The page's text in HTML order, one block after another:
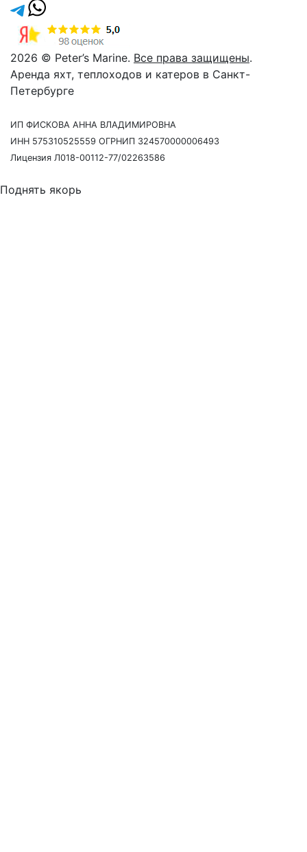
2026 © Peter’s Marine. Все права защищены.
Аренда яхт, теплоходов и катеров в Санкт-
Петербурге
ИП ФИСКОВА АННА ВЛАДИМИРОВНА
ИНН 575310525559 ОГРНИП 324570000006493
Лицензия Л018-00112-77/02263586
Поднять якорь